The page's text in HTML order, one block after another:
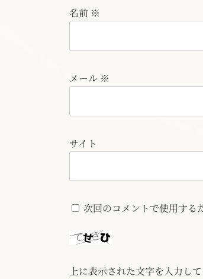
名前 ※
メール ※
サイト
次回のコメントで使用する
上に表示された文字を入力して